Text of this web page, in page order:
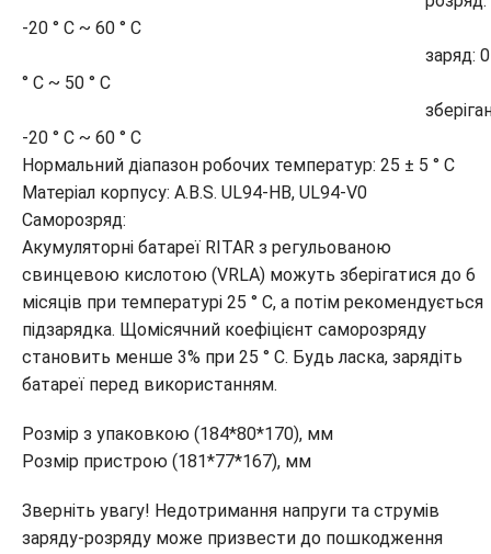
-20 ° C ~ 60 ° C
заряд: 0
° C ~ 50 ° C
-20 ° C ~ 60 ° C
Нормальний діапазон робочих температур: 25 ± 5 ° C
Матеріал корпусу: A.В.S. UL94-HB, UL94-V0
Cаморозряд:
Акумуляторні батареї RITAR з регульованою
свинцевою кислотою (VRLA) можуть зберігатися до 6
місяців при температурі 25 ° C, а потім рекомендується
підзарядка. Щомісячний коефіцієнт саморозряду
становить менше 3% при 25 ° C. Будь ласка, зарядіть
батареї перед використанням.
Розмір з упаковкою (184*80*170), мм
Розмір пристрою (181*77*167), мм
Зверніть увагу! Недотримання напруги та струмів
заряду-розряду може призвести до пошкодження